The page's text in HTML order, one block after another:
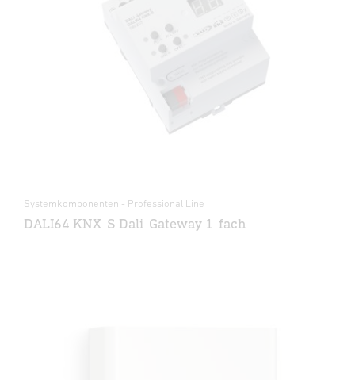
Systemkomponenten - Professional Line
DALI64 KNX-S Dali-Gateway 1-fach